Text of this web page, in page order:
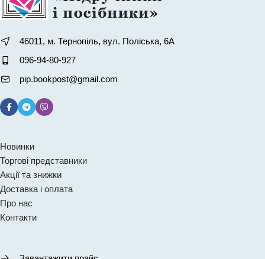
46011, м. Тернопіль, вул. Поліська, 6А
096-94-80-927
pip.bookpost@gmail.com
Новинки
Торгові представники
Акції та знижки
Доставка і оплата
Про нас
Контакти